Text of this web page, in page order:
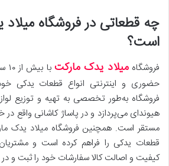
چه قطعاتی در فروشگاه
است؟
فروشگاهمیلاد یدک مارکت
حضوری و اینترنتی انواع قطعات یدکی
فروشگاه به‌طور تخصصی به تهیه و توزیع
هیوندای می‌پردازد و در پاساژ کاشانی واقع در
مستقر است. همچنین فروشگاه میلاد یدک
قطعات یدکی را فراهم کرده است و مشتریان
کیفیت و اصالت کالا سفارشات خود را ثبت و